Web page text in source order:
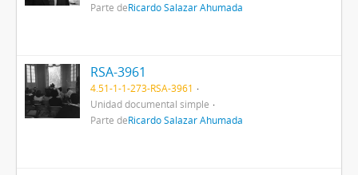
Parte deRicardo Salazar Ahumada
RSA-3961
4.51-1-1-273-RSA-3961
Unidad documental simple
Parte deRicardo Salazar Ahumada